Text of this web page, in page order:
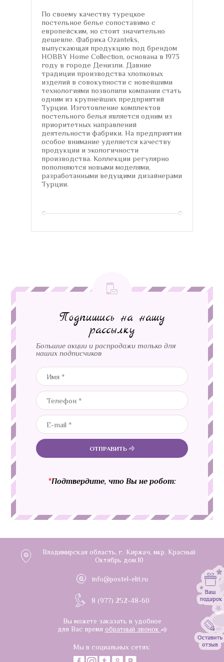
По своему качеству турецкое
постельное белье сопоставимо с
европейским, но стоит значительно
дешевле. Фабрика Ozanteks,
выпускающая продукцию под брендом
HOBBY Home Collection, основана в 1973
году в городе Денизли. Давние
традиции производства хлопковых
изделий в совокупности с новейшими
технологиями позволили компании стать
одним из крупнейших предприятий
Турции. Изготовление комплектов
постельного белья является одним из
приоритетных направлений
деятельности фабрики. На предприятии
особое внимание уделяется качеству
продукции и экологичности
производства. Коллекции регулярно
пополняются новыми моделями,
разработанными ведущими дизайнерами
Турции.
Подпишись на нашу
рассылку
Большие акции и распродажи только для
наших подписчиков
ОТПРАВИТЬ
*Подтвердите, что Вы не робот:
Владимирская область, г. Киржач, мкр. Красный
Октябрь дом.10
info@postel-elit.ru
8 (977) 252-48-60
Вы можете заказать в удобное
для Вас время обратный звонок
Мы в социальных сетях: